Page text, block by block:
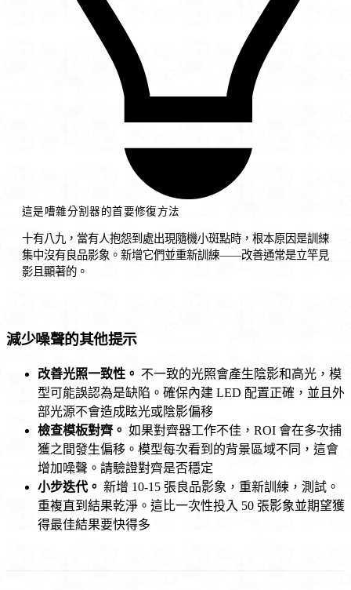
這是嘈雜分割器的首要修復方法
十有八九，當有人抱怨到處出現隨機小斑點時，根本原因是訓練
集中沒有良品影象。新增它們並重新訓練——改善通常是立竿見
影且顯著的。
減少噪聲的其他提示
改善光照一致性。 不一致的光照會產生陰影和高光，模
型可能誤認為是缺陷。確保內建 LED 配置正確，並且外
部光源不會造成眩光或陰影偏移
檢查模板對齊。 如果對齊器工作不佳，ROI 會在多次捕
獲之間發生偏移。模型每次看到的背景區域不同，這會
增加噪聲。請驗證對齊是否穩定
小步迭代。 新增 10-15 張良品影象，重新訓練，測試。
重複直到結果乾淨。這比一次性投入 50 張影象並期望獲
得最佳結果要快得多